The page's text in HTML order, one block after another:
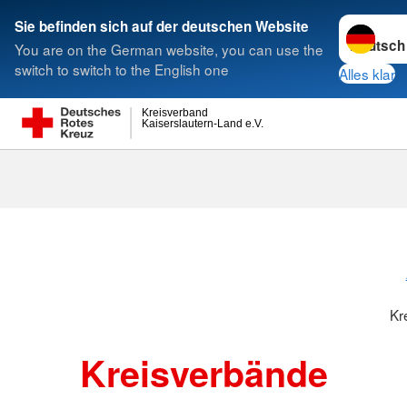
Sie befinden sich auf der deutschen Website
You are on the German website, you can use the
switch to switch to the English one
Sprache
Alles klar
Kaiserslautern-Land e.V.
Kreisverband
Suche
Kreisverbände